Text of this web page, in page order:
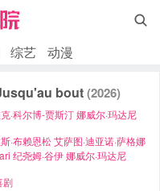

综艺 动漫
bout(2026)
·科尔博-贾斯汀 娜威尔·玛达尼
·布赖恩松 艾萨图·迪亚诺·萨格娜
纪尧姆·谷伊 娜威尔·玛达尼
剧